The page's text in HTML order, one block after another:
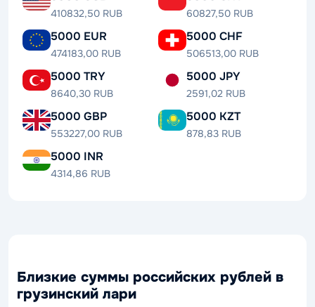
410832,50 RUB 60827,50 RUB
5000 EUR
474183,00 RUB
5000 CHF
506513,00 RUB
5000 TRY
8640,30 RUB
5000 JPY
2591,02 RUB
5000 GBP
553227,00 RUB
5000 KZT
878,83 RUB
5000 INR
4314,86 RUB
Близкие суммы российских рублей в
грузинский лари